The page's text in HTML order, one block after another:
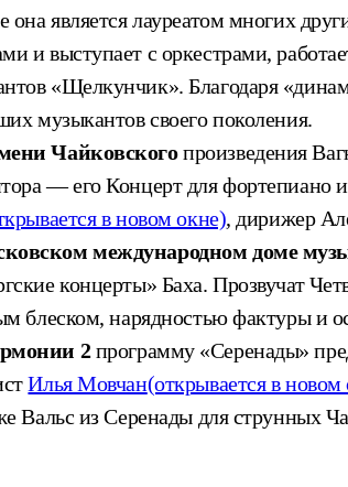
она является лауреатом многих
и выступает с оркестрами,
«Щелкунчик». Благодаря
музыкантов своего поколения.
Чайковскогопроизведения
— его Концерт для фортепиано
в новом окне), дирижер
международном доме
концерты» Баха. Прозвучат
блеском, нарядностью фактуры и
2программу «Серенады»
Илья Мовчан(открывается в новом
Вальс из Серенады для струнных